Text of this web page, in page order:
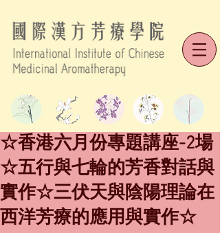
☆香港六月份專題講座-2場
☆五行與七輪的芳香對話與
實作☆三伏天與陰陽理論在
西洋芳療的應用與實作☆